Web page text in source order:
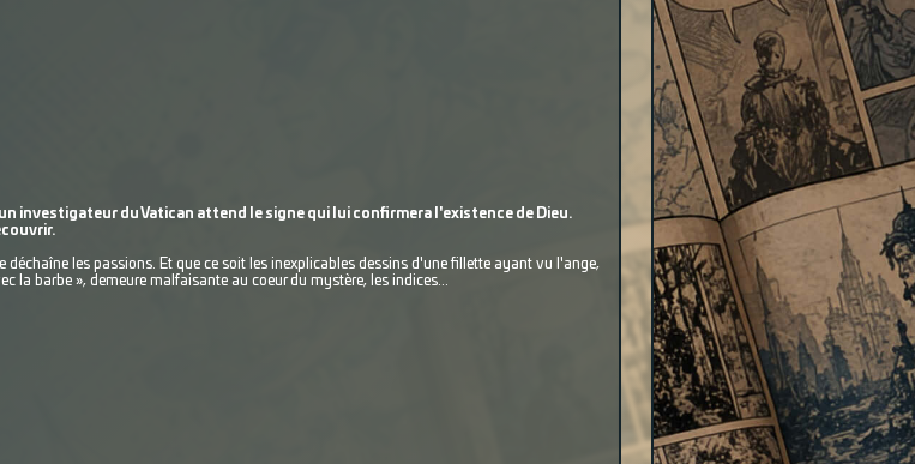
investigateur du Vatican attend le signe qui lui confirmera l'existence de Dieu.
les passions. Et que ce soit les inexplicables dessins d'une fillette ayant vu l'ange,
la barbe », demeure malfaisante au coeur du mystère, les indices...